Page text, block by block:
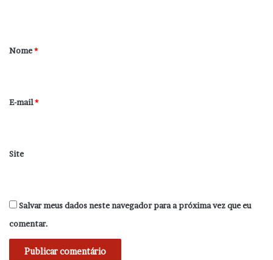
r
*
Nome*
E-mail*
Site
Salvar meus dados neste navegador para a próxima vez que eu
comentar.